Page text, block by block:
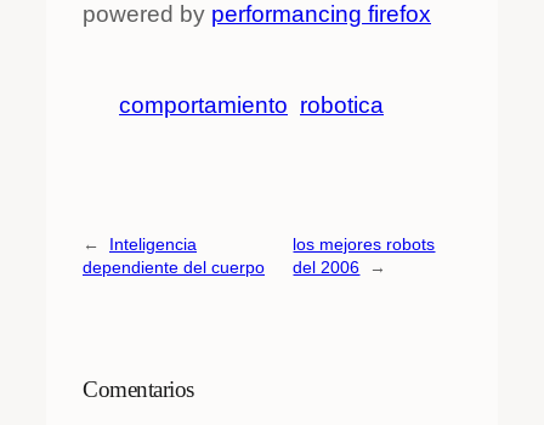
powered by performancing firefox
comportamiento robotica
←
Inteligencia
dependiente del cuerpo
los mejores robots
del 2006
→
Comentarios